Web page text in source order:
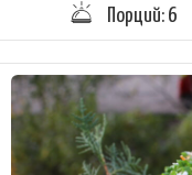
Порций: 6